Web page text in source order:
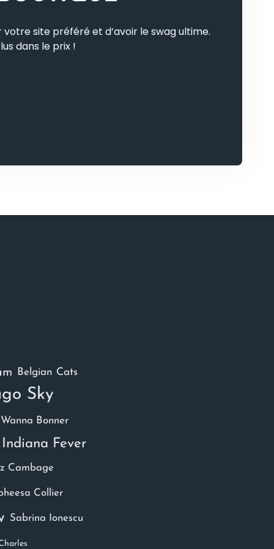
votre site préféré et d’avoir le swag ultime.
dans le prix !
Belgian Cats
Sky
Bonner
Indiana Fever
Cambage
Collier
Sabrina Ionescu